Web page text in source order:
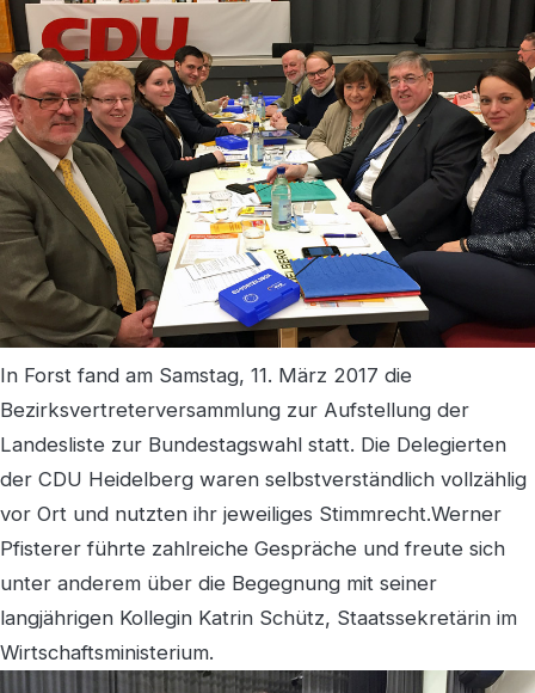
In Forst fand am Samstag, 11. März 2017 die
Bezirksvertreterversammlung zur Aufstellung der
Landesliste zur Bundestagswahl statt. Die Delegierten
der CDU Heidelberg waren selbstverständlich vollzählig
vor Ort und nutzten ihr jeweiliges Stimmrecht.Werner
Pfisterer führte zahlreiche Gespräche und freute sich
unter anderem über die Begegnung mit seiner
langjährigen Kollegin Katrin Schütz, Staatssekretärin im
Wirtschaftsministerium.